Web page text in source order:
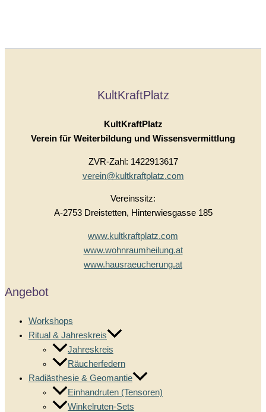
KultKraftPlatz
KultKraftPlatz
Verein für Weiterbildung und Wissensvermittlung
ZVR-Zahl: 1422913617
verein@kultkraftplatz.com
Vereinssitz:
A-2753 Dreistetten, Hinterwiesgasse 185
www.kultkraftplatz.com
www.wohnraumheilung.at
www.hausraeucherung.at
Angebot
Workshops
Ritual & Jahreskreis
Jahreskreis
Räucherfedern
Radiästhesie & Geomantie
Einhandruten (Tensoren)
Winkelruten-Sets